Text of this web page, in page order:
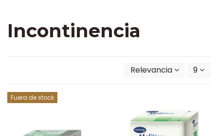
Incontinencia
Relevancia 9
Fuera de stock